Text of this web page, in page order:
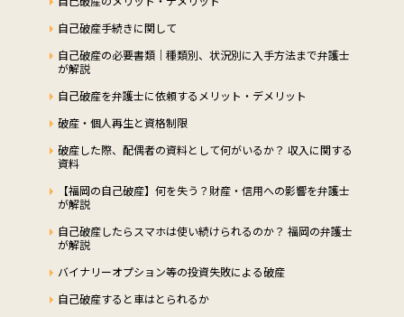
自己破産手続きに関して
自己破産の必要書類｜種類別、状況別に入手方法まで弁護士
が解説
自己破産を弁護士に依頼するメリット・デメリット
破産・個人再生と資格制限
破産した際、配偶者の資料として何がいるか？ 収入に関する
資料
【福岡の自己破産】何を失う？財産・信用への影響を弁護士
が解説
自己破産したらスマホは使い続けられるのか？ 福岡の弁護士
が解説
バイナリーオプション等の投資失敗による破産
自己破産すると車はとられるか